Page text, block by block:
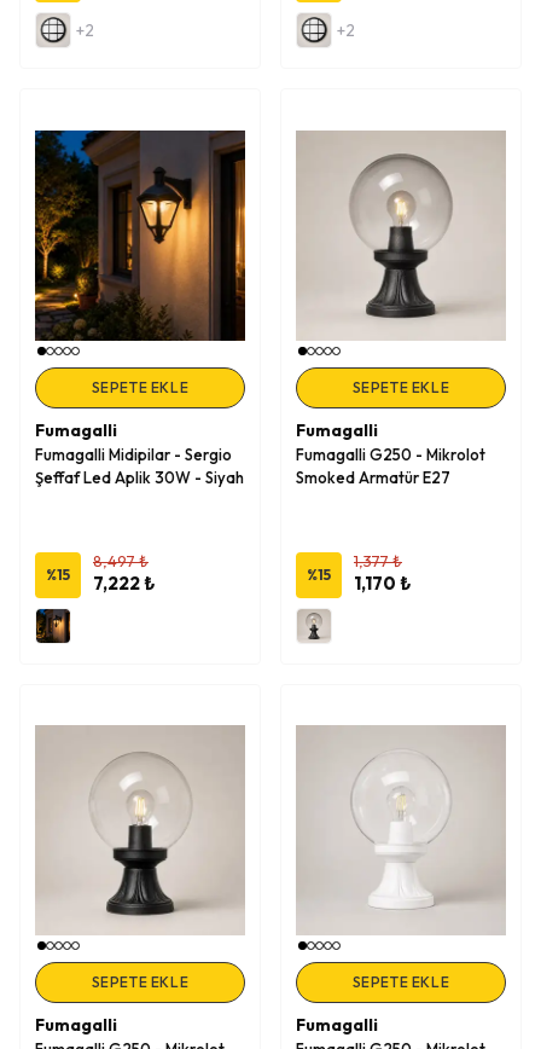
+2 +2
SEPETE EKLE
Fumagalli
Fumagalli Midipilar - Sergio
Şeffaf Led Aplik 30W - Siyah
%15
8,497 ₺
7,222 ₺
SEPETE EKLE
Fumagalli
Fumagalli G250 - Mikrolot
Smoked Armatür E27
%15
1,377 ₺
1,170 ₺
SEPETE EKLE
Fumagalli
SEPETE EKLE
Fumagalli